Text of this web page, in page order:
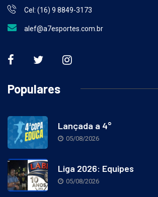
Cel: (16) 9 8849-3173
alef@a7esportes.com.br
Populares
Lançada a 4°
05/08/2026
Liga 2026: Equipes
05/08/2026